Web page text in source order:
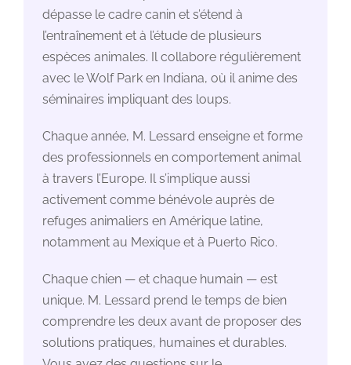
dépasse le cadre canin et s’étend à
l’entraînement et à l’étude de plusieurs
espèces animales. Il collabore régulièrement
avec le Wolf Park en Indiana, où il anime des
séminaires impliquant des loups.
Chaque année, M. Lessard enseigne et forme
des professionnels en comportement animal
à travers l’Europe. Il s’implique aussi
activement comme bénévole auprès de
refuges animaliers en Amérique latine,
notamment au Mexique et à Puerto Rico.
Chaque chien — et chaque humain — est
unique. M. Lessard prend le temps de bien
comprendre les deux avant de proposer des
solutions pratiques, humaines et durables.